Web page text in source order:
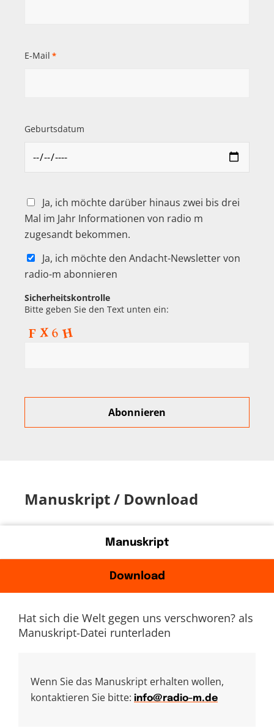
E-Mail *
Geburtsdatum
Ja, ich möchte darüber hinaus zwei bis drei
Mal im Jahr Informationen von radio m
zugesandt bekommen.
Ja, ich möchte den Andacht-Newsletter von
radio-m abonnieren
Sicherheitskontrolle
Bitte geben Sie den Text unten ein:
Manuskript / Download
Manuskript
Download
Hat sich die Welt gegen uns verschworen? als
Manuskript-Datei runterladen
Wenn Sie das Manuskript erhalten wollen,
kontaktieren Sie bitte: info@radio-m.de